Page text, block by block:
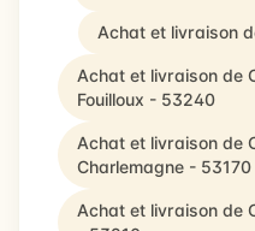
Achat et livraison
Achat et livraison de
Fouilloux - 53240
Achat et livraison de
Charlemagne - 53170
Achat et livraison de